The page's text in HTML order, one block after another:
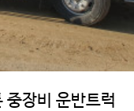
중장비 운반트럭